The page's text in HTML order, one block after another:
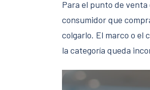
Para el punto de
consumidor que
colgarlo. El marco o el
la categoría queda